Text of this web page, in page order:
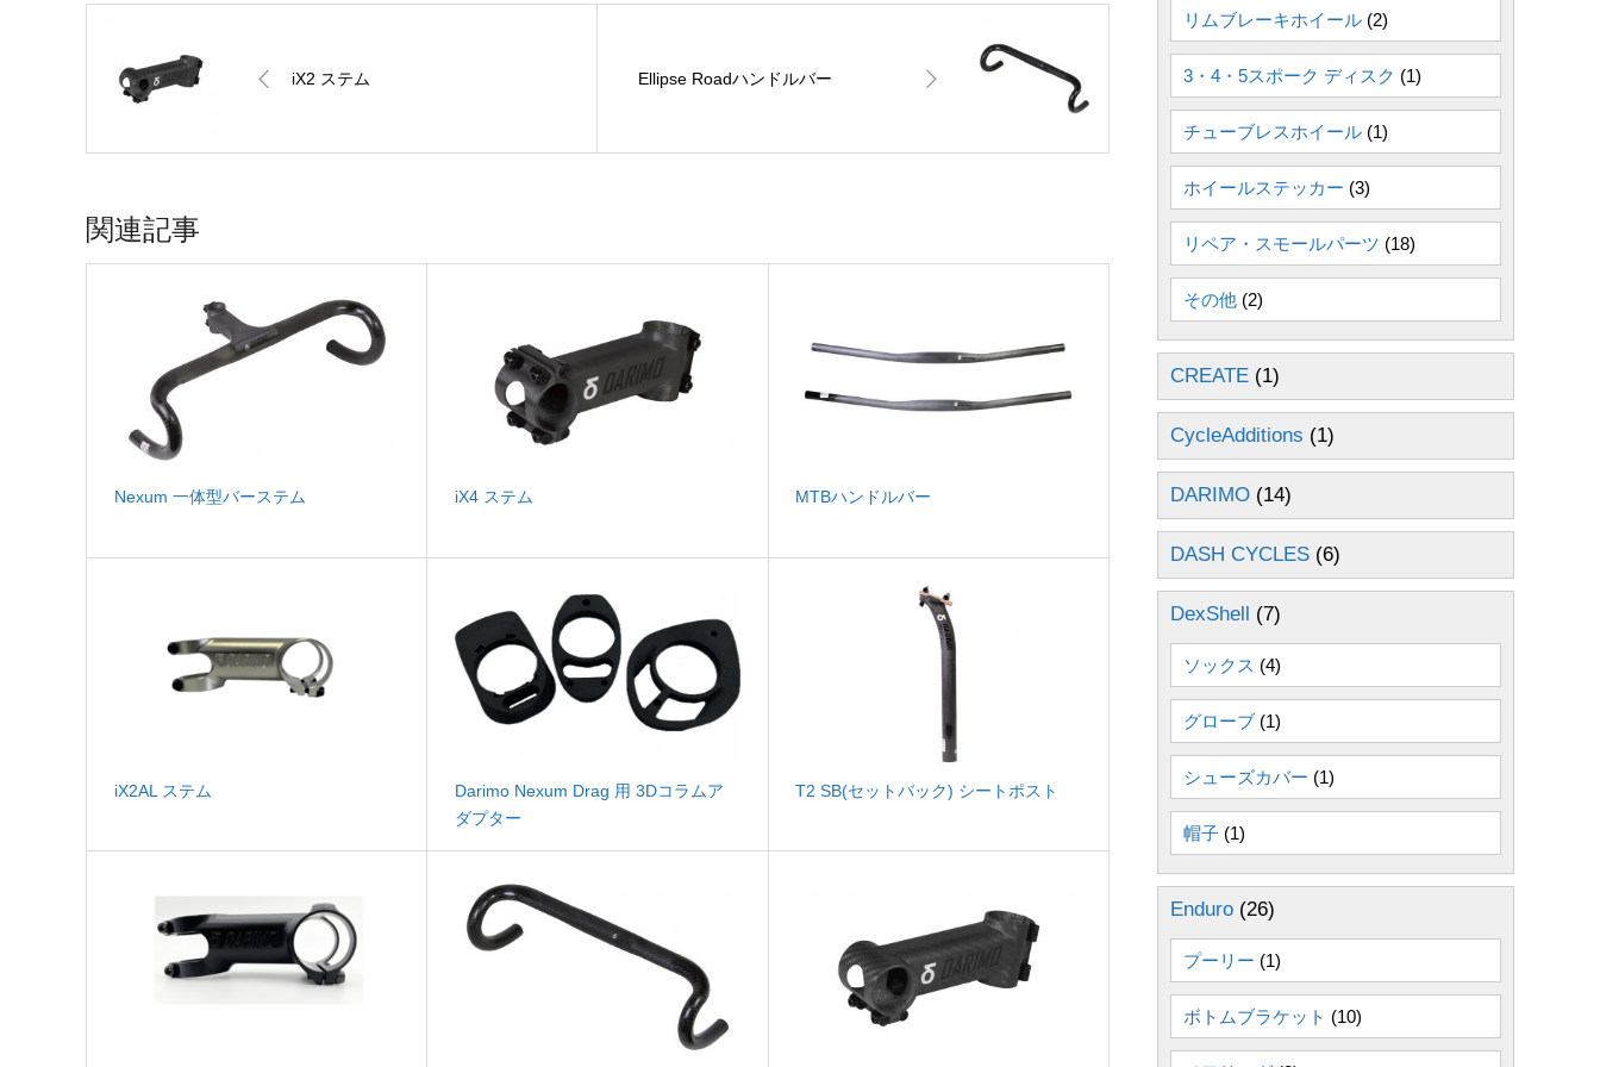
iX2 ステム Ellipse Roadハンドルバー
関連記事
Nexum 一体型バーステム iX4 ステム MTBハンドルバー
iX2AL ステム
Darimo Nexum Drag 用 3Dコラムア
ダプター
T2 SB(セットバック) シートポスト
リムブレーキホイール (2)
3・4・5スポーク ディスク (1)
チューブレスホイール (1)
ホイールステッカー (3)
リペア・スモールパーツ (18)
その他 (2)
CREATE (1)
CycleAdditions (1)
DARIMO (14)
DASH CYCLES (6)
DexShell (7)
ソックス (4)
グローブ (1)
シューズカバー (1)
帽子 (1)
Enduro (26)
プーリー (1)
ボトムブラケット (10)